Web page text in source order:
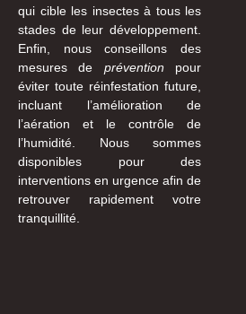
qui cible les insectes à tous les
stades de leur développement.
Enfin, nous conseillons des
mesures de prévention pour
éviter toute réinfestation future,
incluant l’amélioration de
l’aération et le contrôle de
l’humidité. Nous sommes
disponibles pour des
interventions en urgence afin de
retrouver rapidement votre
tranquillité.